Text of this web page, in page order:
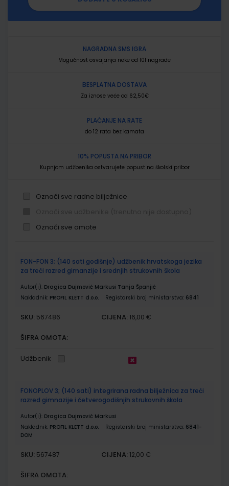
NAGRADNA SMS IGRA
Mogućnost osvajanja neke od 101 nagrade
BESPLATNA DOSTAVA
Za iznose veće od 62,50€
PLAĆANJE NA RATE
do 12 rata bez kamata
10% POPUSTA NA PRIBOR
Kupnjom udžbenika ostvarujete popust na školski pribor
Označi sve radne bilježnice
Označi sve omote
proizvodi
FON-FON 3; (140 sati godišnje) udžbenik hrvatskoga jezika
za treći razred gimanzije i srednjih strukovnih škola
Autor(i): Dragica Dujmović Markusi Tanja Španjić
Nakladnik: PROFIL KLETT d.o.o. Registarski broj ministarstva: 6841
SKU: 567486 CIJENA: 16,00 €
ŠIFRA OMOTA:
Udžbenik
FONOPLOV 3; (140 sati) integrirana radna bilježnica za treći
razred gimnazije i četverogodišnjih strukovnih škola
Autor(i): Dragica Dujmović Markusi
Nakladnik: PROFIL KLETT d.o.o. Registarski broj ministarstva: 6841-
DOM
SKU: 567487 CIJENA: 12,00 €
ŠIFRA OMOTA: